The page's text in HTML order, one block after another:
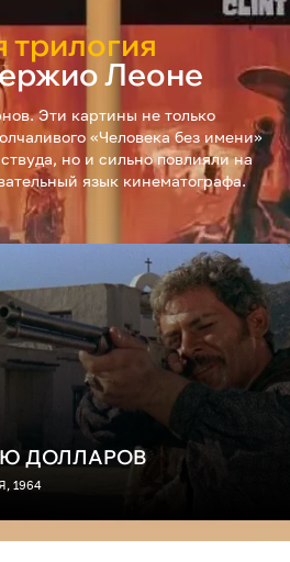
Леоне
Эти картины не только
«Человека без имени»
но и сильно повлияли на
язык кинематографа.
ДОЛЛАРОВ
1964